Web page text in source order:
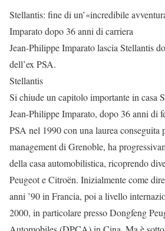
Stellantis: fine di un’«incredibile
Imparato dopo 36 anni di carriera
Jean-Philippe Imparato lascia Stellantis
dell’ex PSA.
Stellantis
Si chiude un capitolo importante in casa
Jean-Philippe Imparato, dopo 36 anni di
PSA nel 1990 con una laurea conseguita
management di Grenoble, ha
della casa automobilistica, ricoprendo
Peugeot e Citroën. Inizialmente come
anni ’90 in Francia, poi a livello
2000, in particolare presso Dongfeng